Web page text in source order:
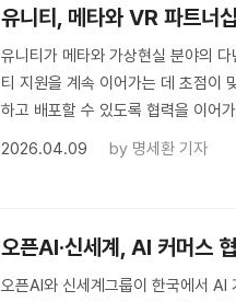
유니티, 메타와 VR 파트너
유니티가 메타와 가상현실 분야의
티 지원을 계속 이어가는 데 초점이
하고 배포할 수 있도록 협력을 이어
2026.04.09
by 명세환 기자
오픈AI·신세계, AI 커머스
오픈AI와 신세계그룹이 한국에서